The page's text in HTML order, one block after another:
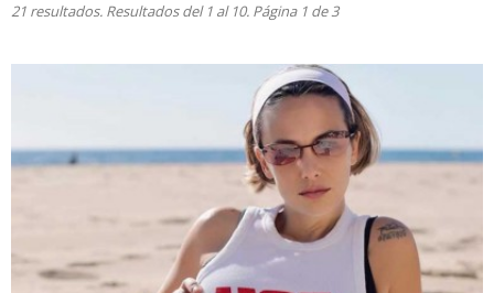
21 resultados. Resultados del 1 al 10. Página 1 de 3